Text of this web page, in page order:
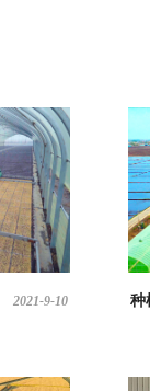
2021-9-10 种